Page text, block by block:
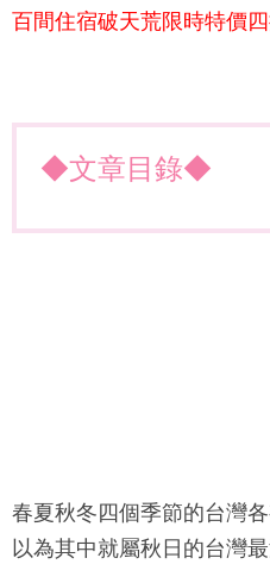
百間住宿破天荒限時特價四
◆文章目錄◆
春夏秋冬四個季節的台灣
以為其中就屬秋日的台灣